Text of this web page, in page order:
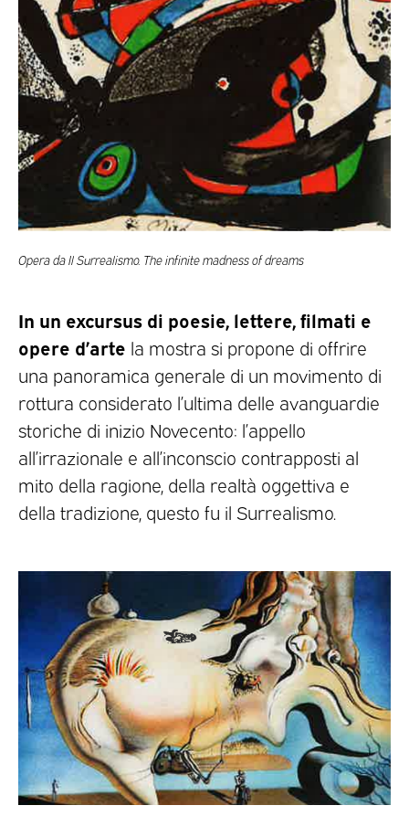
Opera da Il Surrealismo. The infinite madness of dreams
In un excursus di poesie, lettere, filmati e
opere d’arte la mostra si propone di offrire
una panoramica generale di un movimento di
rottura considerato l’ultima delle avanguardie
storiche di inizio Novecento: l’appello
all’irrazionale e all’inconscio contrapposti al
mito della ragione, della realtà oggettiva e
della tradizione, questo fu il Surrealismo.